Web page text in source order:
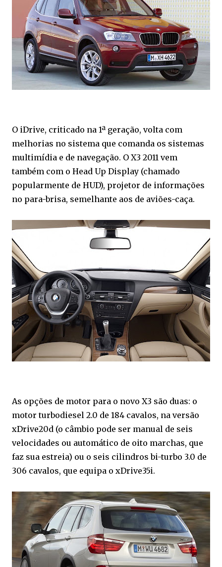
O iDrive, criticado na 1ª geração, volta com
melhorias no sistema que comanda os sistemas
multimídia e de navegação. O X3 2011 vem
também com o Head Up Display (chamado
popularmente de HUD), projetor de informações
no para-brisa, semelhante aos de aviões-caça.
As opções de motor para o novo X3 são duas: o
motor turbodiesel 2.0 de 184 cavalos, na versão
xDrive20d (o câmbio pode ser manual de seis
velocidades ou automático de oito marchas, que
faz sua estreia) ou o seis cilindros bi-turbo 3.0 de
306 cavalos, que equipa o xDrive35i.